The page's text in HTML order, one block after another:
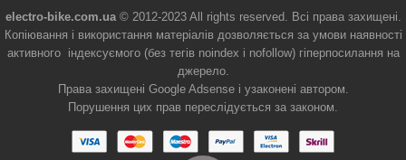
electro-bike.com.ua© 2012-2023 All rights reserved. Всі права захищені.
Копіювання і використання матеріалів дозволяється за умови наявності
активного індексуємого (без тегів noindex і nofollow) гіперпосилання на
джерело.
Права захищені Google Adsense і узаконені автором.
Порушення цих прав переслідується за законом.